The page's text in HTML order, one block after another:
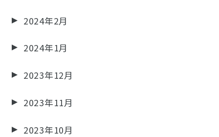
2024年2月
2024年1月
2023年12月
2023年11月
2023年10月